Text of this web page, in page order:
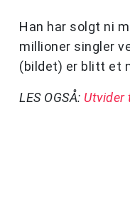
Han har solgt ni
millioner singler
(bildet) er blitt et
LES OGSÅ: Utvider